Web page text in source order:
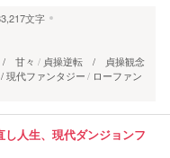
文字
/ 甘々
貞操逆転 / 貞操観念
代ファンタジー
ローファン
し人生、現代ダンジョンフ